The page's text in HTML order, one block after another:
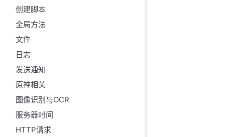
创建脚本
全局方法
文件
日志
发送通知
原神相关
图像识别与OCR
服务器时间
HTTP请求